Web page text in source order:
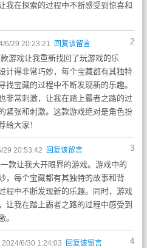
我在探索的过程中不断感受到惊喜和
2
6/29 20:23:21 回复该留言
游戏让我重新找回了玩游戏的乐
计得非常巧妙，每个宝藏都有其独特
找宝藏的过程中不断发现新的乐趣。
非常刺激，让我在踏上霸者之路的过
紧张和刺激。这款游戏绝对是角色扮
给大家！
3
29 20:53:42 回复该留言
款让我大开眼界的游戏。游戏中的
，每个宝藏都有其独特的故事和背
程中不断发现新的乐趣。同时，游戏
让我在踏上霸者之路的过程中感受到
。
4
2024/6/30 1:24:03 回复该留言